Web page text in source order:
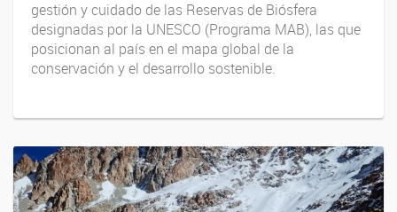
gestión y cuidado de las Reservas de Biósfera
designadas por la UNESCO (Programa MAB), las que
posicionan al país en el mapa global de la
conservación y el desarrollo sostenible.